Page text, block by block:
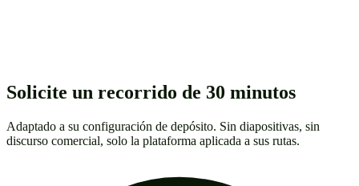
Solicite un recorrido de 30 minutos
Adaptado a su configuración de depósito. Sin diapositivas, sin
discurso comercial, solo la plataforma aplicada a sus rutas.